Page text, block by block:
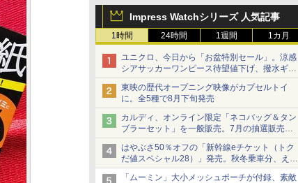
Impress Watchシリーズ 人気記事
1時間 24時間 1週間 1カ月
ユニクロ、今日から「お盆特別セール」。涼感
シアサッカーワンピース待望値下げ、撥水ギア
ショーツは1990円に
東映の歴代オープニング映像がカプセルトイ
に。全5種で8月下旬発売
カルディ、オンライン限定「ネコバッグ＆タン
ブラーセット」を一般販売。7月の抽選販売の
当選無効分
はやぶさ50％オフの「新幹線eチケット（トク
だ値スペシャル28）」発売。秋冬乗車分、えき
ねっと限定
「ムーミン」大小メッシュポーチが付録、素敵